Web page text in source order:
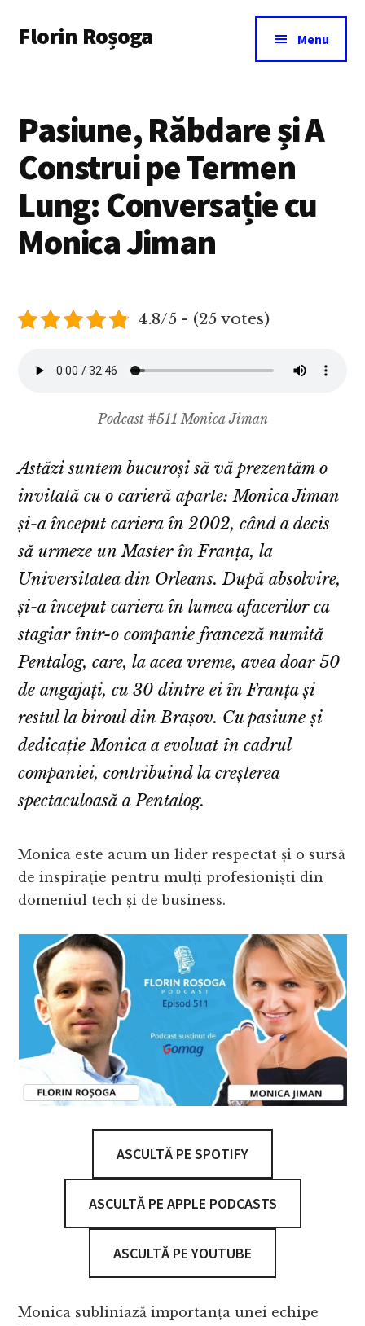
main
menu
Florin Roșoga Menu
Pasiune, Răbdare și A
Construi pe Termen
Lung: Conversație cu
Monica Jiman
4.8/5 - (25 votes)
Podcast #511 Monica Jiman
Astăzi suntem bucuroși să vă prezentăm o
invitată cu o carieră aparte: Monica Jiman
și-a început cariera în 2002, când a decis
să urmeze un Master în Franța, la
Universitatea din Orleans. După absolvire,
și-a început cariera în lumea afacerilor ca
stagiar într-o companie franceză numită
Pentalog, care, la acea vreme, avea doar 50
de angajați, cu 30 dintre ei în Franța și
restul la biroul din Brașov. Cu pasiune și
dedicație Monica a evoluat în cadrul
companiei, contribuind la creșterea
spectaculoasă a Pentalog.
Monica este acum un lider respectat și o sursă
de inspirație pentru mulți profesioniști din
domeniul tech și de business.
ASCULTĂ PE SPOTIFY
ASCULTĂ PE APPLE PODCASTS
ASCULTĂ PE YOUTUBE
Monica subliniază importanța unei echipe